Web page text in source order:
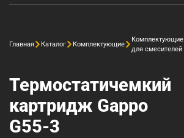
Главная Каталог Комплектующие
Комплектующие
для смесителей
Термостатичемкий
картридж Gappo
G55-3